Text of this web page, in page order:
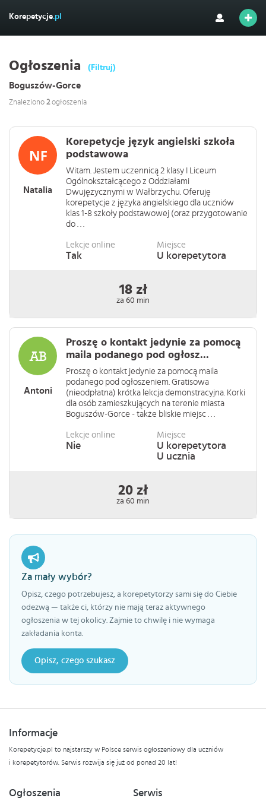
Korepetycje.pl
Ogłoszenia (Filtruj)
Boguszów-Gorce
Znaleziono 2ogłoszenia
Natalia
Korepetycje język angielski szkoła
podstawowa
Witam. Jestem uczennicą 2 klasy I Liceum
Ogólnokształcącego z Oddziałami
Dwujęzycznymi w Wałbrzychu. Oferuję
korepetycje z języka angielskiego dla uczniów
klas 1-8 szkoły podstawowej (oraz przygotowanie
do . . .
Lekcje online
Tak
Miejsce
U korepetytora
18 zł
za 60 min
Antoni
Proszę o kontakt jedynie za pomocą
maila podanego pod ogłosz...
Proszę o kontakt jedynie za pomocą maila
podanego pod ogłoszeniem. Gratisowa
(nieodpłatna) krótka lekcja demonstracyjna. Korki
dla osób zamieszkujących na terenie miasta
Boguszów-Gorce - także bliskie miejsc . . .
Lekcje online
Nie
Miejsce
U korepetytora
U ucznia
20 zł
za 60 min
Za mały wybór?
Opisz, czego potrzebujesz, a korepetytorzy sami się do Ciebie
odezwą — także ci, którzy nie mają teraz aktywnego
ogłoszenia w tej okolicy. Zajmie to chwilę i nie wymaga
zakładania konta.
Opisz, czego szukasz
Informacje
Korepetycje.pl to najstarszy w Polsce serwis ogłoszeniowy dla uczniów
i korepetytorów. Serwis rozwija się już od ponad 20 lat!
Ogłoszenia Serwis